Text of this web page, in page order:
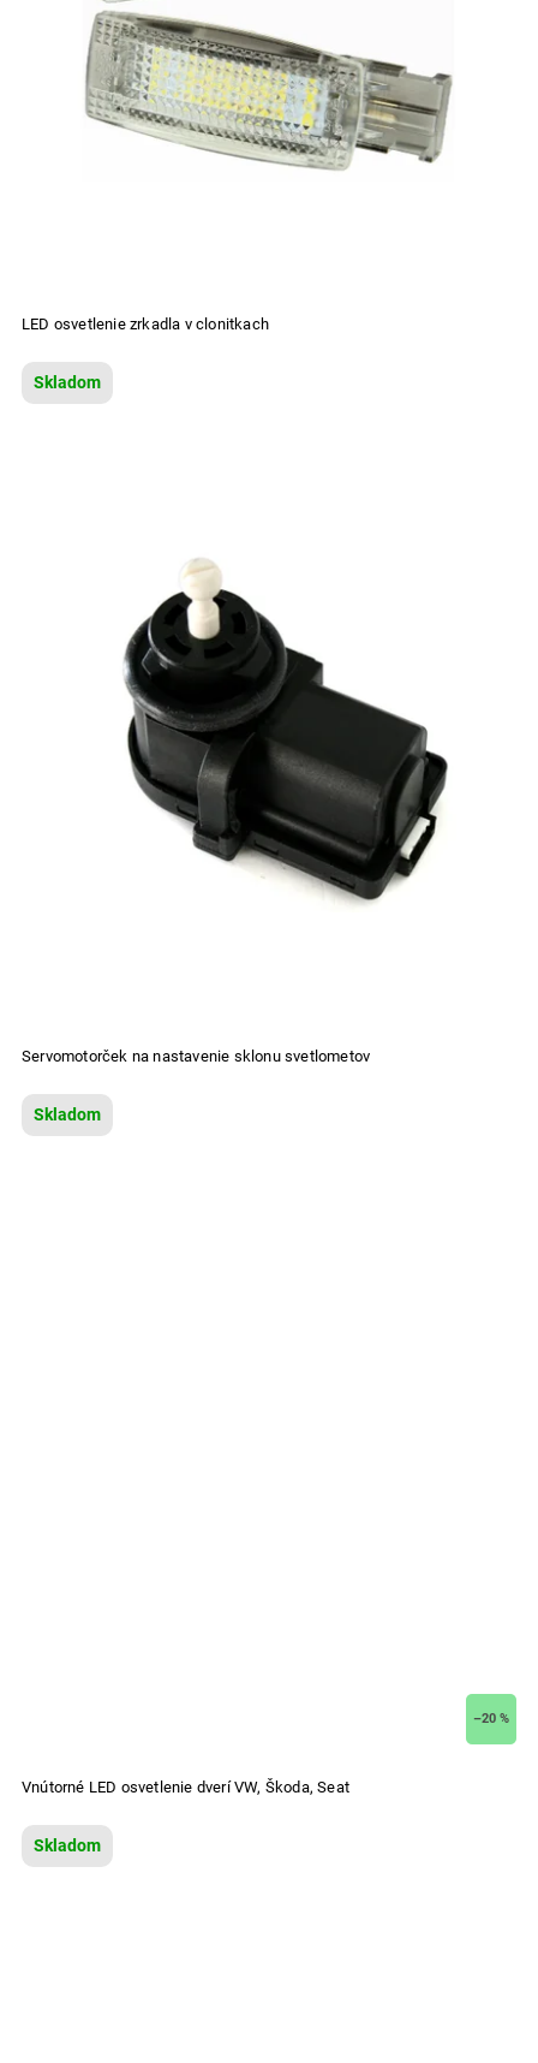
LED osvetlenie zrkadla v clonitkach
Skladom
Servomotorček na nastavenie sklonu svetlometov
Skladom
–20 %
Vnútorné LED osvetlenie dverí VW, Škoda, Seat
Skladom